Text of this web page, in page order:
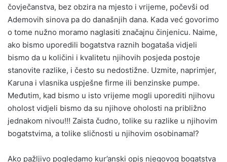
čovječanstva, bez obzira na mjesto i vrijeme, počevši od
Ademovih sinova pa do današnjih dana. Kada već govorimo
o tome nužno moramo naglasiti značajnu činjenicu. Naime,
ako bismo uporedili bogatstva raznih bogataša vidjeli
bismo da u količini i kvalitetu njihovih posjeda postoje
stanovite razlike, i često su nedostižne. Uzmite, naprimjer,
Karuna i vlasnika uspješne firme ili benzinske pumpe.
Međutim, kad bismo u isto vrijeme mogli uporediti njihovu
oholost vidjeli bismo da su njihove oholosti na približno
jednakom nivou!!! Zaista čudno, tolike su razlike u njihovim
bogatstvima, a tolike sličnosti u njihovim osobinama!?
Ako pažljivo pogledamo kur’anski opis njegovog bogatstva